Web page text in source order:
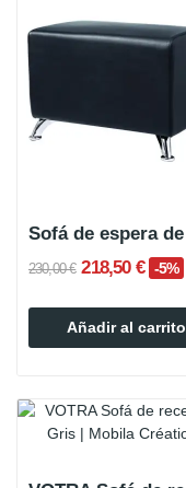
230,00 € 218,50 € -5%
Añadir al carrito